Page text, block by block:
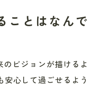
ことはなんで
ビジョンが描けるよ
心して過ごせるよう